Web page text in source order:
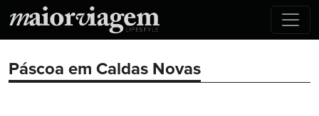
Páscoa em Caldas Novas